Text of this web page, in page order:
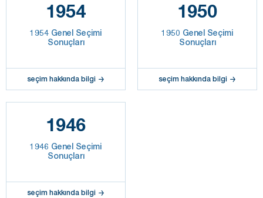
1954
1954 Genel Seçimi
Sonuçları
seçim hakkında bilgi
1950
1950 Genel Seçimi
Sonuçları
seçim hakkında bilgi
1946
1946 Genel Seçimi
Sonuçları
seçim hakkında bilgi